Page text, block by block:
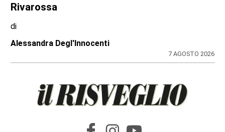
Rivarossa
di
Alessandra Degl'Innocenti
7 AGOSTO 2026